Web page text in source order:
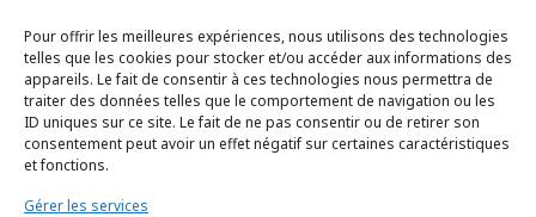
Pour offrir les meilleures expériences, nous utilisons des technologies
telles que les cookies pour stocker et/ou accéder aux informations des
appareils. Le fait de consentir à ces technologies nous permettra de
traiter des données telles que le comportement de navigation ou les
ID uniques sur ce site. Le fait de ne pas consentir ou de retirer son
consentement peut avoir un effet négatif sur certaines caractéristiques
et fonctions.
Gérer les services
Visseuse semi-automatique
Marque DUMEK Modèle AV